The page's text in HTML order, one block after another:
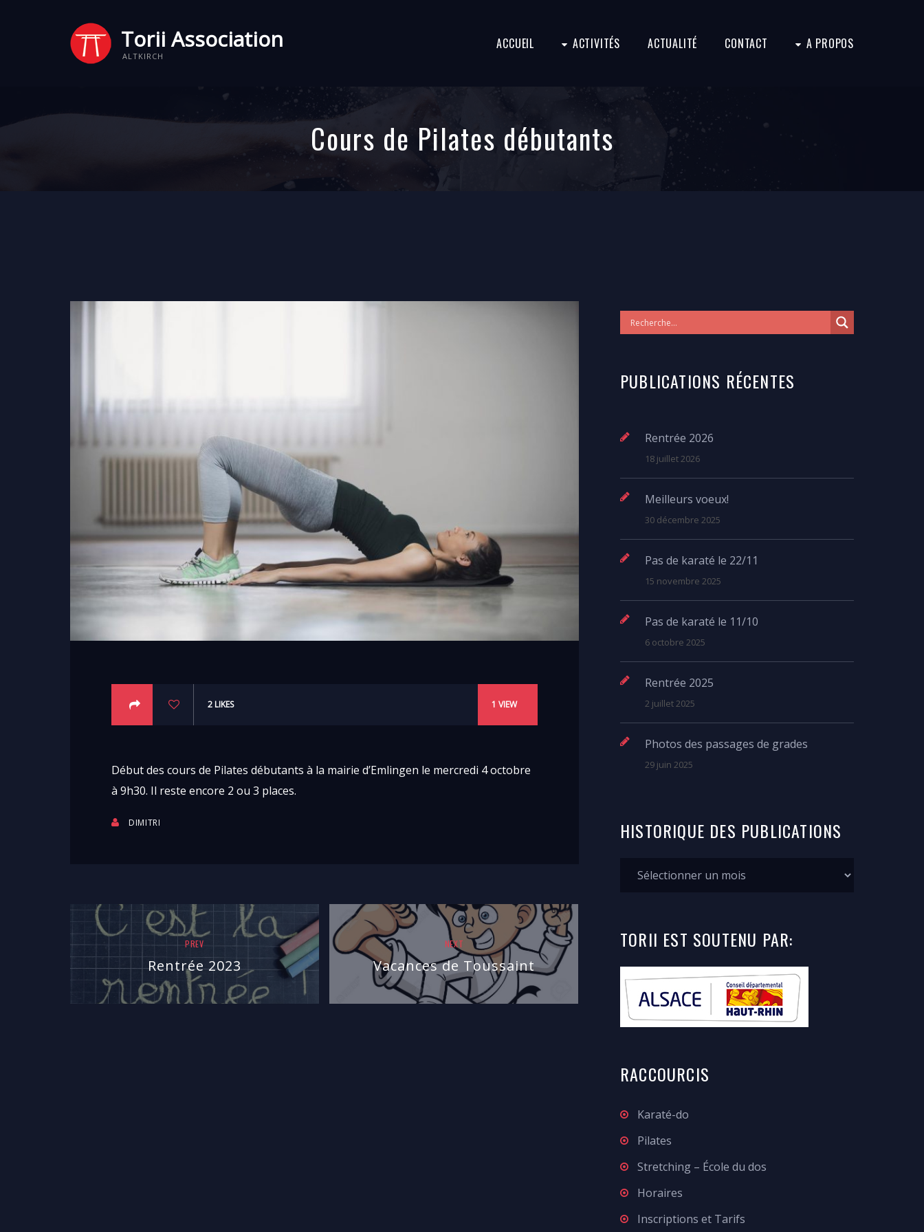
Torii Association
ALTKIRCH
ACCUEIL ACTIVITÉS ACTUALITÉ CONTACT A PROPOS
Cours de Pilates débutants
2 LIKES 1 VIEW
Début des cours de Pilates débutants à la mairie d’Emlingen le mercredi 4 octobre
à 9h30. Il reste encore 2 ou 3 places.
DIMITRI
PREV
Rentrée 2023
NEXT
Vacances de Toussaint
PUBLICATIONS RÉCENTES
Rentrée 2026
18 juillet 2026
Meilleurs voeux!
30 décembre 2025
Pas de karaté le 22/11
15 novembre 2025
Pas de karaté le 11/10
6 octobre 2025
Rentrée 2025
2 juillet 2025
Photos des passages de grades
29 juin 2025
HISTORIQUE DES PUBLICATIONS
TORII EST SOUTENU PAR:
RACCOURCIS
Karaté-do
Pilates
Stretching – École du dos
Horaires
Inscriptions et Tarifs